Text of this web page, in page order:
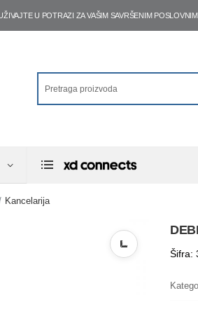
U POTRAZI ZA VAŠIM SAVRŠENIM
Kancelarija
Šifra: